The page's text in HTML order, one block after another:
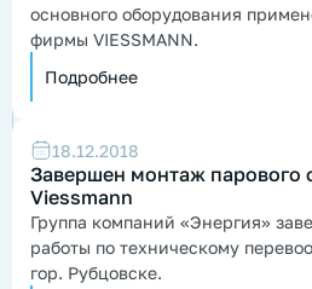
основного оборудования
фирмы VIESSMANN.
Подробнее
18.12.2018
Завершен монтаж парового
Viessmann
Группа компаний «Энергия»
работы по техническому
гор. Рубцовске.